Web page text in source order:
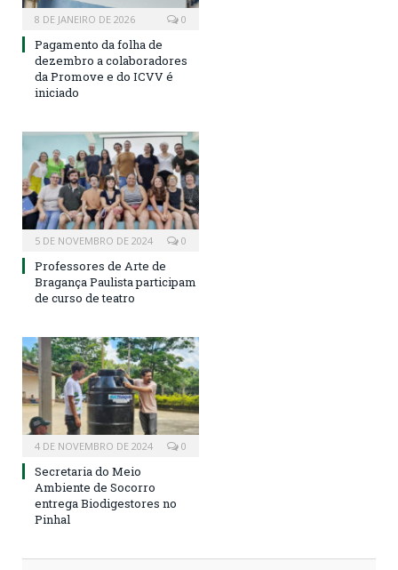
8 DE JANEIRO DE 2026 0
Pagamento da folha de
dezembro a colaboradores
da Promove e do ICVV é
iniciado
5 DE NOVEMBRO DE 2024 0
Professores de Arte de
Bragança Paulista participam
de curso de teatro
4 DE NOVEMBRO DE 2024 0
Secretaria do Meio
Ambiente de Socorro
entrega Biodigestores no
Pinhal